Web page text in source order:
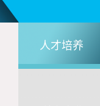
人才培养